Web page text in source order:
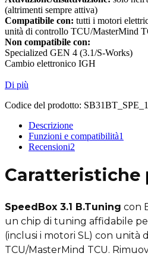
(altrimenti sempre attiva)
Compatibile con: tutti i motori
unità di controllo TCU/MasterMind
Non compatibile con:
Specialized GEN 4 (3.1/S-Works)
Cambio elettronico IGH
Di più
Codice del prodotto:
Descrizione
Funzioni e compatibilità1
Recensioni2
Caratteristiche
SpeedBox 3.1 B.Tuning con
un chip di tuning affidabile
(inclusi i motori SL) con unità
TCU/MasterMind TCU.